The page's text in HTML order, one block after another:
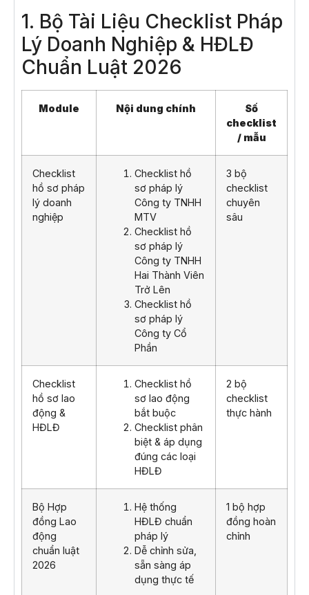
1. Bộ Tài Liệu Checklist Pháp
Lý Doanh Nghiệp & HĐLĐ
Chuẩn Luật 2026
Module Nội dung chính
Số
checklist
/ mẫu
Checklist
hồ sơ pháp
lý doanh
nghiệp
Checklist hồ
sơ pháp lý
Công ty TNHH
MTV
Checklist hồ
sơ pháp lý
Công ty TNHH
Hai Thành Viên
Trở Lên
Checklist hồ
sơ pháp lý
Công ty Cổ
Phần
3 bộ
checklist
chuyên
sâu
Checklist
hồ sơ lao
động &
HĐLĐ
Checklist hồ
sơ lao động
bắt buộc
Checklist phân
biệt & áp dụng
đúng các loại
HĐLĐ
2 bộ
checklist
thực hành
Bộ Hợp
đồng Lao
động
chuẩn luật
2026
Hệ thống
HĐLĐ chuẩn
pháp lý
Dễ chỉnh sửa,
sẵn sàng áp
dụng thực tế
1 bộ hợp
đồng hoàn
chỉnh